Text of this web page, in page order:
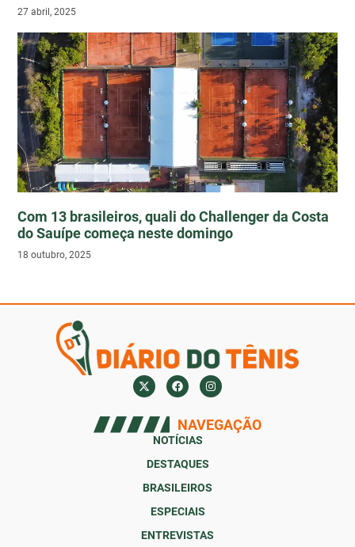
27 abril, 2025
Com 13 brasileiros, quali do Challenger da Costa
do Sauípe começa neste domingo
18 outubro, 2025
NAVEGAÇÃO
NOTÍCIAS
DESTAQUES
BRASILEIROS
ESPECIAIS
ENTREVISTAS